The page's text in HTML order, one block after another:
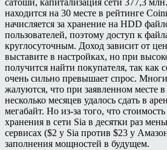
сатоши, капитализация сети 377,3
находится на 30 месте в рейтинге
начисляется за хранение на HDD
пользователей, поэтому доступ к
круглосуточным. Доход зависит от
выставите в настройках, но при
получится найти покупателя, так как
очень сильно превышает спрос.
жалуются, что при заявленном месте в
несколько месяцев удалось сдать в
мегабайт. Но из-за того, что
хранения в сети Sia в десятки раз
сервисах ($2 у Sia против $23 у
заполнения мощностей в будущем.